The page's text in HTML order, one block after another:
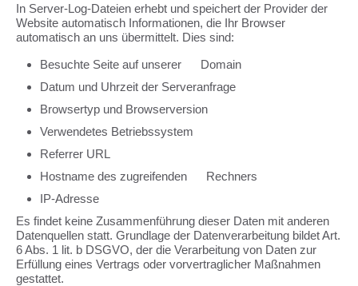
In Server-Log-Dateien erhebt und speichert der Provider der
Website automatisch Informationen, die Ihr Browser
automatisch an uns übermittelt. Dies sind:
Besuchte Seite auf unserer Domain
Datum und Uhrzeit der Serveranfrage
Browsertyp und Browserversion
Verwendetes Betriebssystem
Referrer URL
Hostname des zugreifenden Rechners
IP-Adresse
Es findet keine Zusammenführung dieser Daten mit anderen
Datenquellen statt. Grundlage der Datenverarbeitung bildet Art.
6 Abs. 1 lit. b DSGVO, der die Verarbeitung von Daten zur
Erfüllung eines Vertrags oder vorvertraglicher Maßnahmen
gestattet.